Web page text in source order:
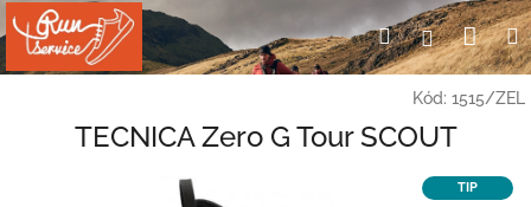
na
obsah
HledatPřihlášení
Kód: 1515/ZEL
TECNICA Zero G Tour SCOUT
TIP